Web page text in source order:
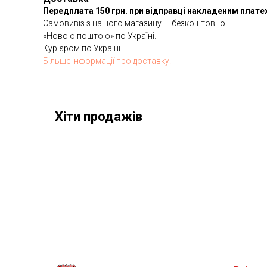
Передплата 150 грн. при відправці накладеним
Самовивіз з нашого магазину — безкоштовно.
«Новою поштою» по Україні.
Кур'єром по Україні.
Більше інформації про доставку.
Хіти продажів